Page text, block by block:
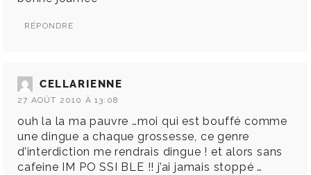
RÉPONDRE
CELLARIENNE
27 AOÛT 2010 À 13:08
ouh la la ma pauvre …moi qui est bouffé comme
une dingue a chaque grossesse, ce genre
d’interdiction me rendrais dingue ! et alors sans
cafeine IM PO SSI BLE !! j’ai jamais stoppé …